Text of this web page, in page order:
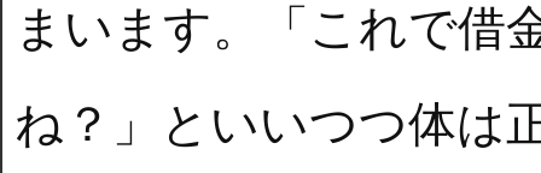
まいます。「これで借
ね？」といいつつ体は